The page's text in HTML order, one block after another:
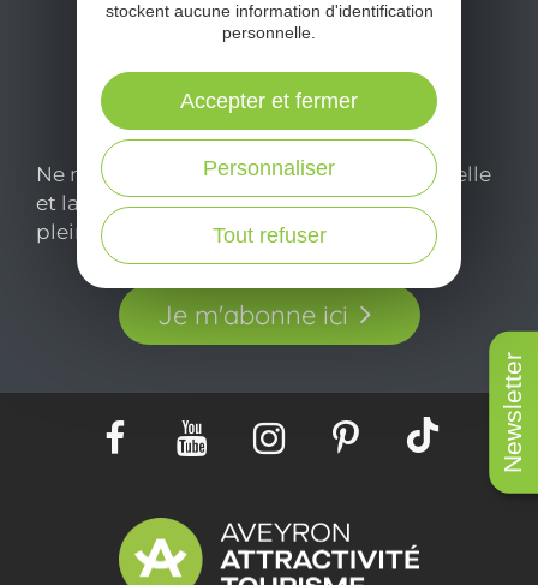
Newsletter
Ne manquez pas notre newsletter mensuelle
et laissez-vous inspirer pour profiter
pleinement de votre séjour en Aveyron.
Je m'abonne ici
stockent aucune information d'identification
personnelle.
Tout refuser
Personnaliser
Accepter et fermer